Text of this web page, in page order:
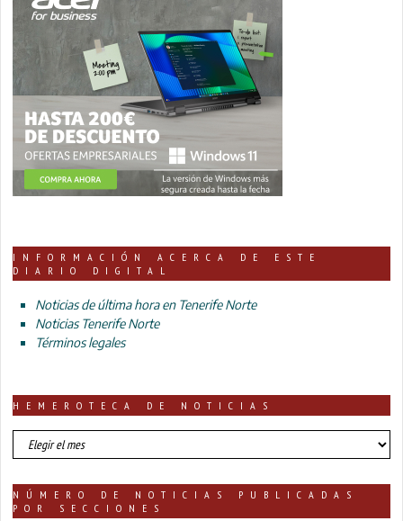
INFORMACIÓN ACERCA DE ESTE
DIARIO DIGITAL
Noticias de última hora en Tenerife Norte
Noticias Tenerife Norte
Términos legales
HEMEROTECA DE NOTICIAS
HEMEROTECA
DE
NÚMERO DE NOTICIAS PUBLICADAS
POR SECCIONES